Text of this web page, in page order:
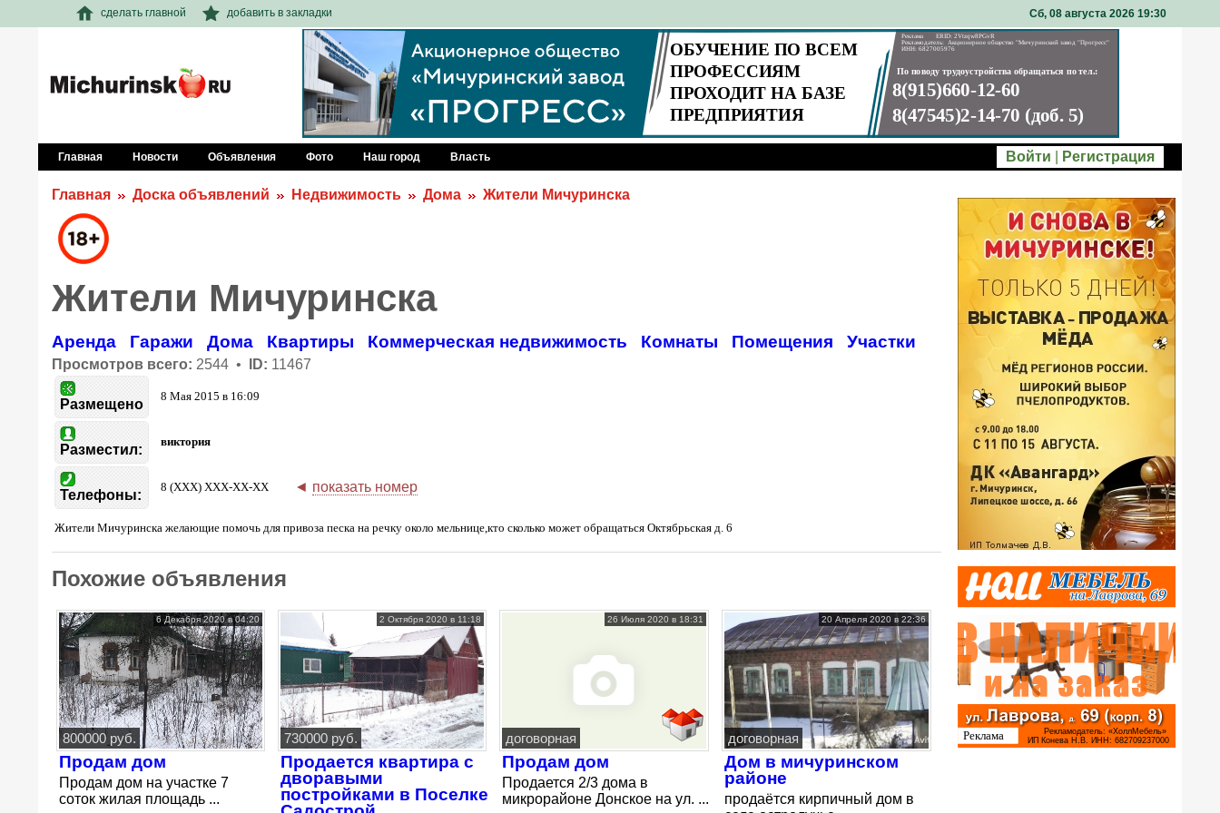
сделать главной добавить в закладки Сб, 08 августа 2026 19 30
Главная Новости Объявления Фото Наш город Власть Войти Регистрация
Главная Доска объявлений Недвижимость Дома Жители Мичуринска
Жители Мичуринска
Аренда Гаражи Дома Квартиры Коммерческая недвижимость Комнаты Помещения Участки
Просмотров всего: 2544 • ID: 11467
Размещено
8 Мая 2015 в 16:09
Разместил:
виктория
Телефоны:
8 (XXX) XXX-XX-XX ◄ показать номер
Жители Мичуринска желающие помочь для привоза песка на речку около мельнице,кто сколько может обращаться Октябрьская д. 6
Похожие объявления
6 Декабря 2020 в 04:20
800000 руб.
Продам дом
Продам дом на участке 7
соток жилая площадь ...
2 Октября 2020 в 11:18
730000 руб.
Продается квартира с
дворавыми
постройками в Поселке
26 Июля 2020 в 18:31
договорная
Продам дом
Продается 2/3 дома в
микрорайоне Донское на ул. ...
20 Апреля 2020 в 22:36
договорная
Дом в мичуринском
районе
продаётся кирпичный дом в